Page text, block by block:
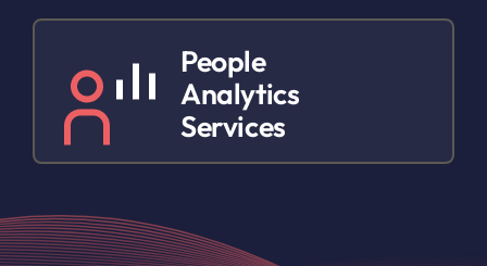
People
Analytics
Services